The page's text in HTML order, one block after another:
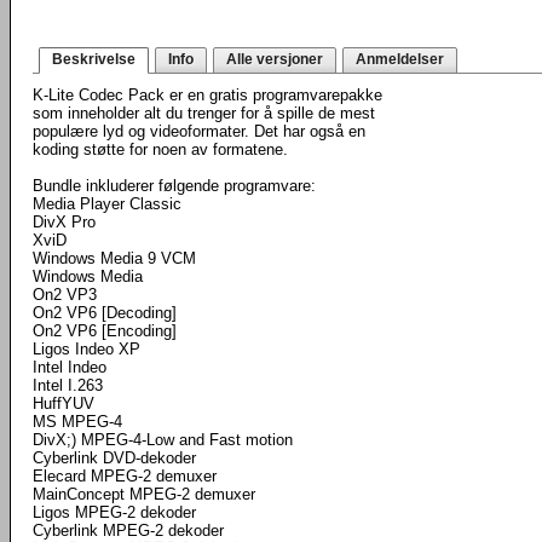
Beskrivelse Info Alle versjoner Anmeldelser
K-Lite Codec Pack er en gratis programvarepakke
som inneholder alt du trenger for å spille de mest
populære lyd og videoformater. Det har også en
koding støtte for noen av formatene.
Bundle inkluderer følgende programvare:
Media Player Classic
DivX Pro
XviD
Windows Media 9 VCM
Windows Media
On2 VP3
On2 VP6 [Decoding]
On2 VP6 [Encoding]
Ligos Indeo XP
Intel Indeo
Intel I.263
HuffYUV
MS MPEG-4
DivX;) MPEG-4-Low and Fast motion
Cyberlink DVD-dekoder
Elecard MPEG-2 demuxer
MainConcept MPEG-2 demuxer
Ligos MPEG-2 dekoder
Cyberlink MPEG-2 dekoder